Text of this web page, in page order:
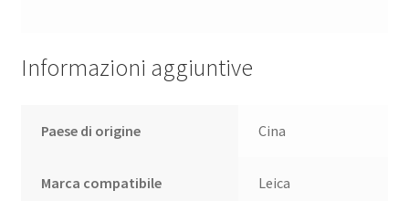
Informazioni aggiuntive
Paese di origine Cina
Marca compatibile Leica